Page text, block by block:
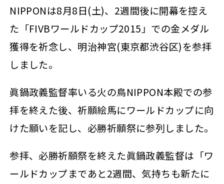
NIPPONは8月8日(土)、2週間後に開幕を控え
た「FIVBワールドカップ2015」での金メダル
獲得を祈念し、明治神宮(東京都渋谷区)を参拝
しました。
眞鍋政義監督率いる火の鳥NIPPON本殿での参
拝を終えた後、祈願絵馬にワールドカップに向
けた願いを記し、必勝祈願祭に参列しました。
参拝、必勝祈願祭を終えた眞鍋政義監督は「ワ
ールドカップまであと2週間、気持ちも新たに